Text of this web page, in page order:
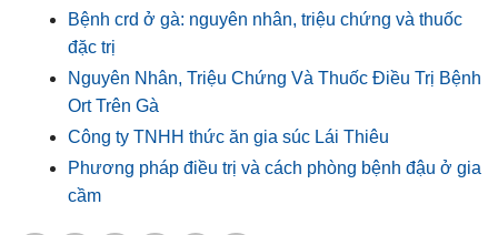
Bệnh crd ở gà: nguyên nhân, triệu chứng và thuốc
đặc trị
Nguyên Nhân, Triệu Chứng Và Thuốc Điều Trị Bệnh
Ort Trên Gà
Công ty TNHH thức ăn gia súc Lái Thiêu
Phương pháp điều trị và cách phòng bệnh đậu ở gia
cầm